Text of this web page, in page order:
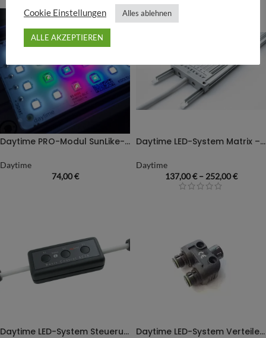
Daytime PRO-Modul SunLike-Color
Daytime
74,00€
Daytime LED-System Matrix – Aluminiumprofil
Daytime
137,00€– 252,00€
Daytime LED-System Steuerung für Onex, Matrix & Pendix Daytime LED-System Verteilerstecker
Cookie Einstellungen Alles ablehnen
ALLE AKZEPTIEREN